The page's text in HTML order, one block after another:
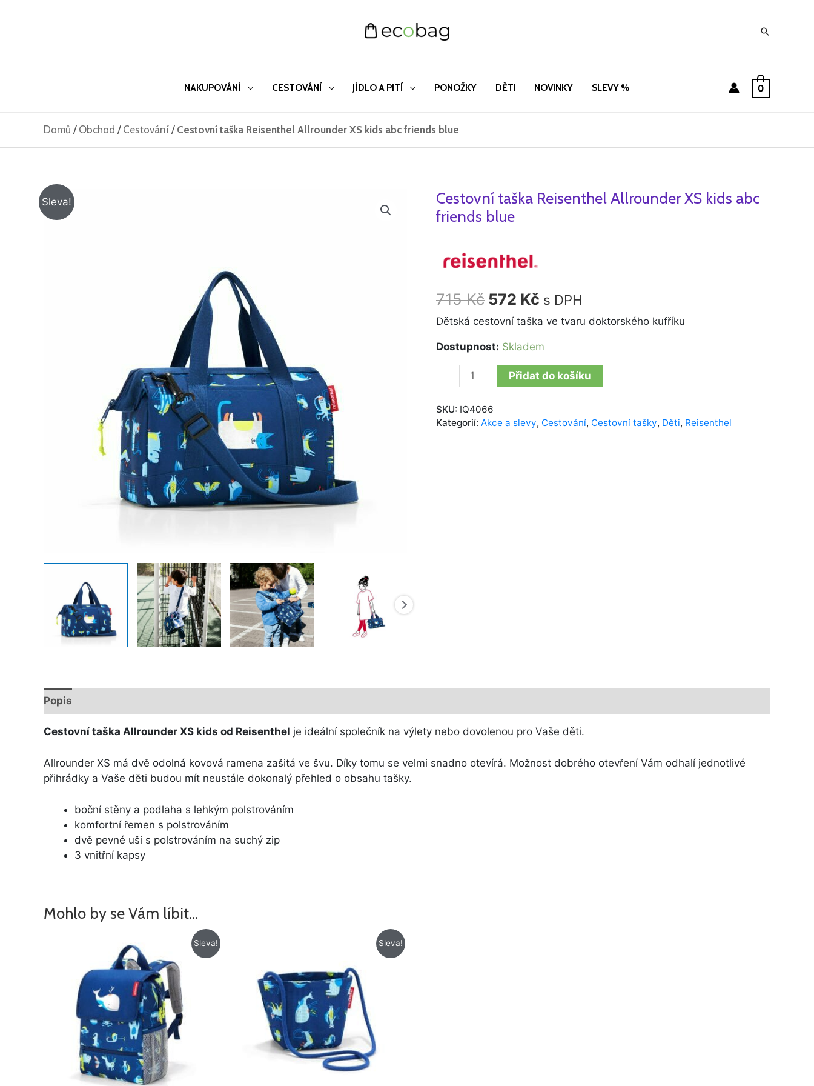
Hledat
NAKUPOVÁNÍ CESTOVÁNÍ JÍDLO A PITÍ PONOŽKY DĚTI NOVINKY SLEVY % 0
Domů / Obchod / Cestování / Cestovní taška Reisenthel Allrounder XS kids abc friends blue
Sleva!
Cestovní taška Reisenthel Allrounder XS kids abc
friends blue
715Kč
Původní
cena
715 Kč.
572 Kč
Aktuální
s DPH
Dětská cestovní taška ve tvaru doktorského kufříku
Dostupnost: Skladem
Cestovní
taška
XS
kids
friends
blue
Přidat do košíku
SKU: IQ4066
Kategorií: Akce a slevy, Cestování, Cestovní tašky, Děti, Reisenthel
Popis
Cestovní taška Allrounder XS kids od Reisenthel je ideální společník na výlety nebo dovolenou pro Vaše děti.
Allrounder XS má dvě odolná kovová ramena zašitá ve švu. Díky tomu se velmi snadno otevírá. Možnost dobrého otevření Vám odhalí jednotlivé
přihrádky a Vaše děti budou mít neustále dokonalý přehled o obsahu tašky.
boční stěny a podlaha s lehkým polstrováním
komfortní řemen s polstrováním
dvě pevné uši s polstrováním na suchý zip
3 vnitřní kapsy
Mohlo by se Vám líbit…
Sleva!
765 Kč.
cena
je:
585 Kč.
Sleva!
259 Kč.129 Kč.